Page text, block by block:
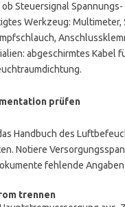
ob Steuersignal
Werkzeug: Multimeter,
abgeschirmtes Kabel
prüfen
Handbuch des
Notiere
fehlende
trennen